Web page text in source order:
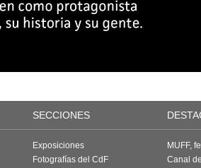
SECCIONES
Exposiciones
Fotografías del CdF
MUFF,
Canal